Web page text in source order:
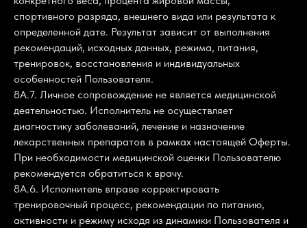
спортивного разряда, внешнего вида или результата к
определенной дате. Результат зависит от выполнения
рекомендаций, исходных данных, режима, питания,
тренировок, восстановления и индивидуальных
особенностей Пользователя.
8А.7. Личное сопровождение не является медицинской
деятельностью. Исполнитель не осуществляет
диагностику заболеваний, лечение и назначение
лекарственных препаратов в рамках настоящей Оферты.
При необходимости медицинской оценки Пользователю
рекомендуется обратиться к врачу.
8А.6. Исполнитель вправе корректировать
тренировочный процесс, рекомендации по питанию,
активности и режиму исходя из динамики Пользователя и